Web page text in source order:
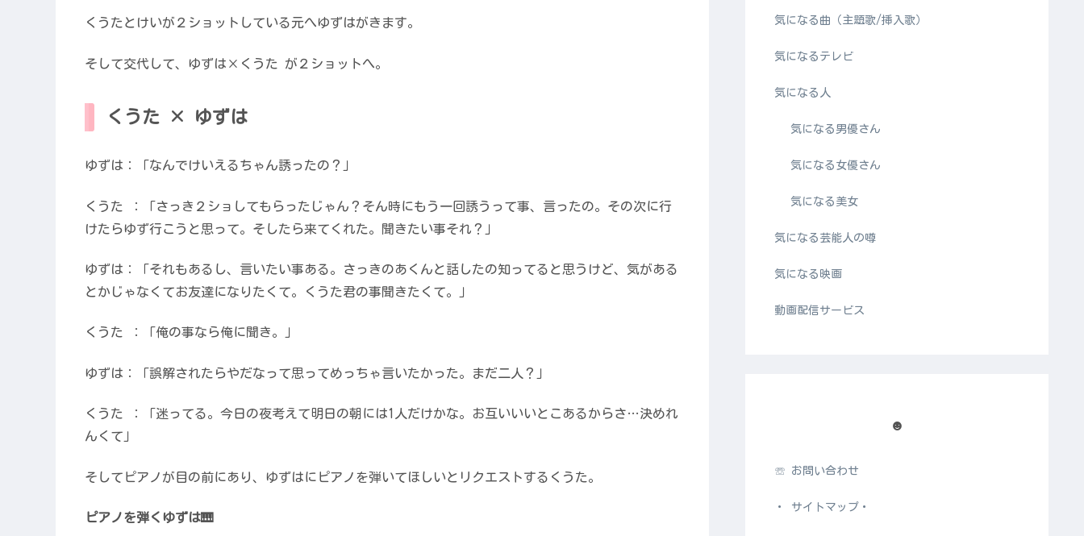
くうたとけいが２ショットしている元へゆずはがきます。
そして交代して、ゆずは×くうた が２ショットへ。
くうた × ゆずは
ゆずは：「なんでけいえるちゃん誘ったの？」
くうた ：「さっき２ショしてもらったじゃん？そん時にもう一回誘うって事、言ったの。その次に行
けたらゆず行こうと思って。そしたら来てくれた。聞きたい事それ？」
ゆずは：「それもあるし、言いたい事ある。さっきのあくんと話したの知ってると思うけど、気がある
とかじゃなくてお友達になりたくて。くうた君の事聞きたくて。」
くうた ：「俺の事なら俺に聞き。」
ゆずは：「誤解されたらやだなって思ってめっちゃ言いたかった。まだ二人？」
くうた ：「迷ってる。今日の夜考えて明日の朝には1人だけかな。お互いいいとこあるからさ…決めれ
んくて」
そしてピアノが目の前にあり、ゆずはにピアノを弾いてほしいとリクエストするくうた。
ピアノを弾くゆずは🎹
気になる曲（主題歌/挿入歌）
気になるテレビ
気になる人
気になる男優さん
気になる女優さん
気になる美女
気になる芸能人の噂
気になる映画
動画配信サービス
☻
☏ お問い合わせ
・ サイトマップ・